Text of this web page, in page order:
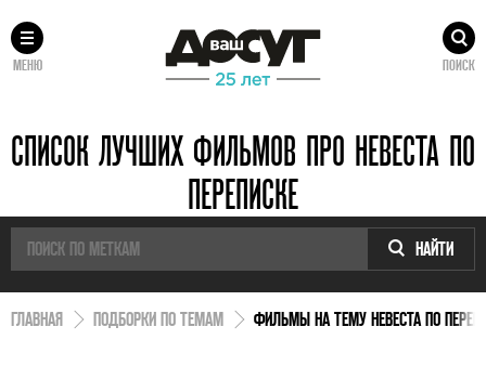
МЕНЮ ПОИСК
СПИСОК ЛУЧШИХ ФИЛЬМОВ ПРО НЕВЕСТА ПО
ПЕРЕПИСКЕ
НАЙТИ
ГЛАВНАЯ ПОДБОРКИ ПО ТЕМАМ ФИЛЬМЫ НА ТЕМУ НЕВЕСТА ПО